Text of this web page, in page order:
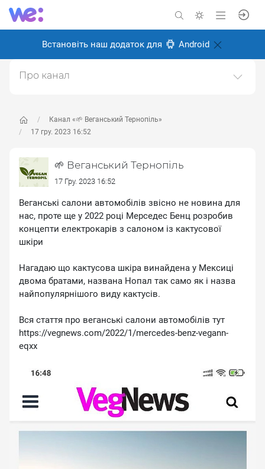
Встановіть наш додаток для Android
Канал «🌱 Веганський Тернопіль»
17 гру. 2023 16:52
🌱 Веганський Тернопіль
17 Гру. 2023 16:52
Веганські салони автомобілів звісно не новина для
нас, проте ще у 2022 році Мерседес Бенц розробив
концепти електрокарів з салоном із кактусової
шкіри
Нагадаю що кактусова шкіра винайдена у Мексиці
двома братами, названа Нопал так само як і назва
найпопулярнішого виду кактусів.
Вся стаття про веганські салони автомобілів тут
https://vegnews.com/2022/1/mercedes-benz-vegann-
eqxx
Про канал
і робимо місто більш веган дружнім.Щоб
запропонувати новину пишіть адмінці
https://instagram.com/vegan.teДзеркало тґ-каналу.
Створено: 28 травня 2024